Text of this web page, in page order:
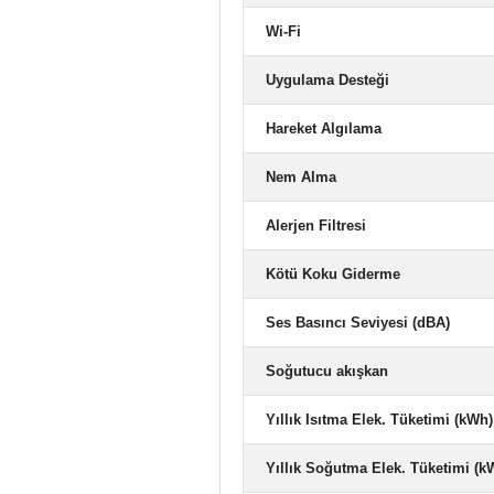
Wi-Fi
Uygulama Desteği
Hareket Algılama
Nem Alma
Alerjen Filtresi
Kötü Koku Giderme
Ses Basıncı Seviyesi (dBA)
Soğutucu akışkan
Yıllık Isıtma Elek. Tüketimi (kWh)
Yıllık Soğutma Elek. Tüketimi